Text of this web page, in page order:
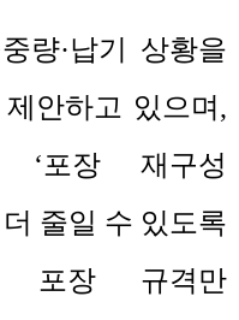
중량·납기 상황을
안하고 있으며,
‘포장 재구성
줄일 수 있도록
포장 규격만